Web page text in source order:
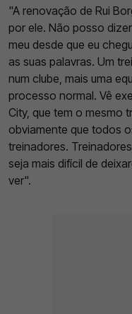
"A renovação de Rui
por ele. Não posso
meu desde que eu
as suas palavras. Um
num clube, mais uma
processo normal. Vê
City, que tem o mesmo
obviamente que todos
treinadores.
seja mais difícil de
ver".